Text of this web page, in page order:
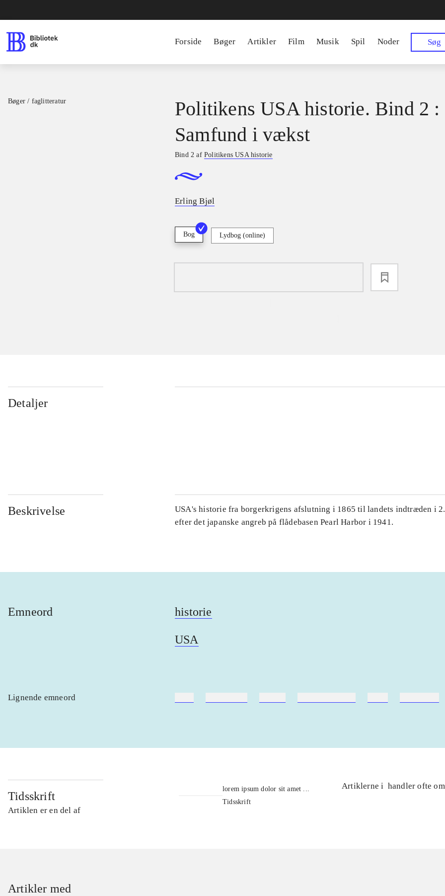
Forside Bøger Artikler Film Musik Spil Noder Søg
Bøger / faglitteratur
Politikens USA historie. Bind 2 :
Samfund i vækst
Bind 2 afPolitikens USA historie
Erling Bjøl
Bog Lydbog (online)
Detaljer
Beskrivelse
USA's historie fra borgerkrigens afslutning i 1865 til landets indtræden i
efter det japanske angreb på flådebasen Pearl Harbor i 1941.
Emneord historie
USA
Lignende emneord
Tidsskrift
Artiklen er en del af
lorem ipsum dolor sit amet ...
Tidsskrift
Artiklerne i handler ofte om
Artikler med